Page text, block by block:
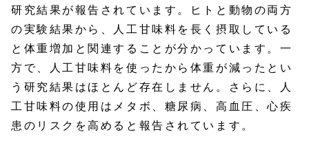
研究結果が報告されています。ヒトと動物の両方
の実験結果から、人工甘味料を長く摂取している
と体重増加と関連することが分かっています。一
方で、人工甘味料を使ったから体重が減ったとい
う研究結果はほとんど存在しません。さらに、人
工甘味料の使用はメタボ、糖尿病、高血圧、心疾
患のリスクを高めると報告されています。